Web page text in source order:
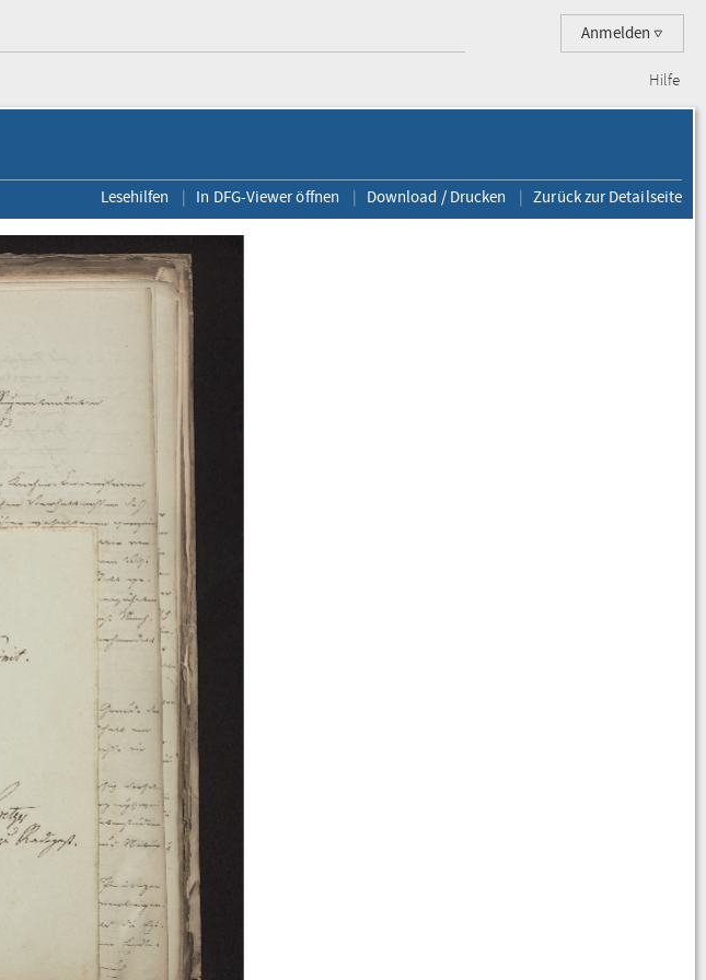
Anmelden
Hilfe
Lesehilfen In DFG-Viewer öffnen Download / Drucken Zurück zur Detailseite